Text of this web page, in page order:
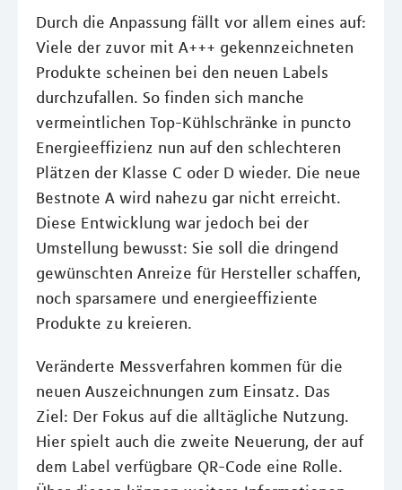
Durch die Anpassung fällt vor allem eines auf:
Viele der zuvor mit A+++ gekennzeichneten
Produkte scheinen bei den neuen Labels
durchzufallen. So finden sich manche
vermeintlichen Top-Kühlschränke in puncto
Energieeffizienz nun auf den schlechteren
Plätzen der Klasse C oder D wieder. Die neue
Bestnote A wird nahezu gar nicht erreicht.
Diese Entwicklung war jedoch bei der
Umstellung bewusst: Sie soll die dringend
gewünschten Anreize für Hersteller schaffen,
noch sparsamere und energieeffiziente
Produkte zu kreieren.
Veränderte Messverfahren kommen für die
neuen Auszeichnungen zum Einsatz. Das
Ziel: Der Fokus auf die alltägliche Nutzung.
Hier spielt auch die zweite Neuerung, der auf
dem Label verfügbare QR-Code eine Rolle.